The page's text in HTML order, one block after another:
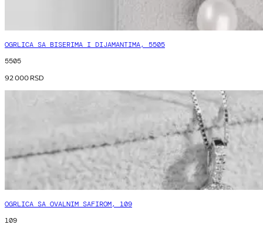
OGRLICA SA BISERIMA I DIJAMANTIMA, 5505
5505
92 000RSD
OGRLICA SA OVALNIM SAFIROM, 109
109